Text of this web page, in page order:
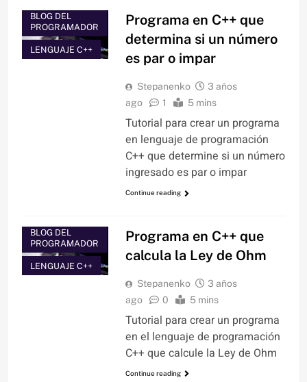
BLOG DEL
PROGRAMADOR
LENGUAJE C++
Programa en C++ que
determina si un número
es par o impar
Stepanenko
3 años
ago
1 5 mins
Tutorial para crear un programa
en lenguaje de programación
C++ que determine si un número
ingresado es par o impar
Continue reading
BLOG DEL
PROGRAMADOR
LENGUAJE C++
Programa en C++ que
calcula la Ley de Ohm
Stepanenko
3 años
ago
0 5 mins
Tutorial para crear un programa
en el lenguaje de programación
C++ que calcule la Ley de Ohm
Continue reading